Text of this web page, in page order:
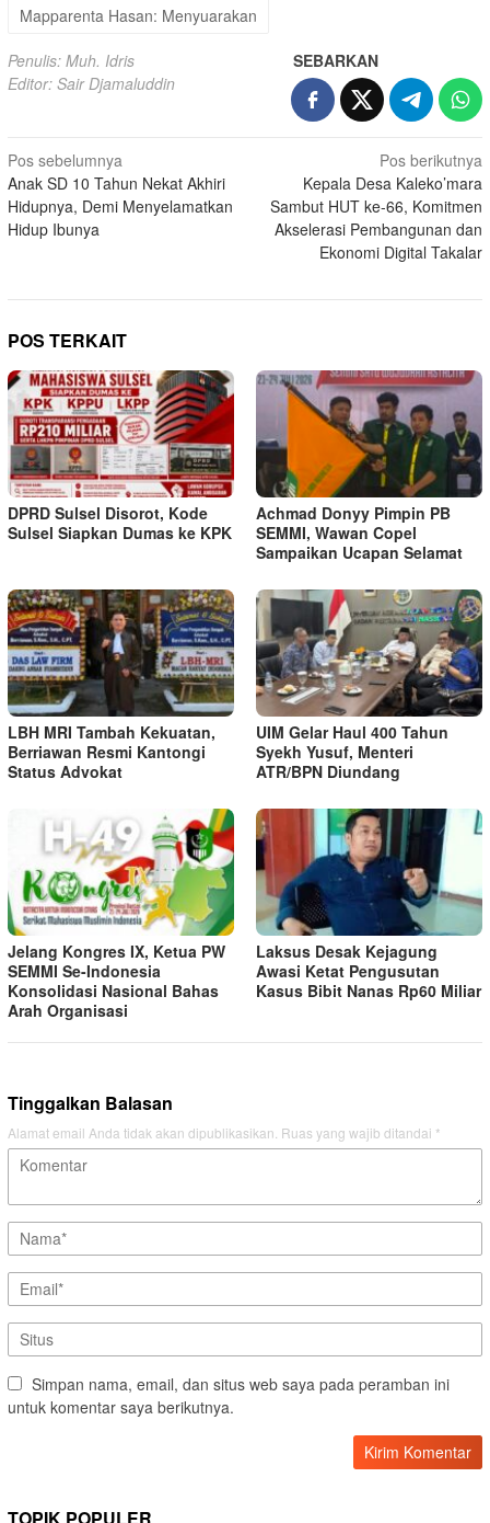
Mapparenta Hasan: Menyuarakan
Penulis: Muh. Idris
Editor: Sair Djamaluddin
SEBARKAN
Navigasi
pos
Pos sebelumnya
Anak SD 10 Tahun Nekat Akhiri
Hidupnya, Demi Menyelamatkan
Hidup Ibunya
Pos berikutnya
Kepala Desa Kaleko’mara
Sambut HUT ke-66, Komitmen
Akselerasi Pembangunan dan
Ekonomi Digital Takalar
POS TERKAIT
DPRD Sulsel Disorot, Kode
Sulsel Siapkan Dumas ke KPK
Achmad Donyy Pimpin PB
SEMMI, Wawan Copel
Sampaikan Ucapan Selamat
LBH MRI Tambah Kekuatan,
Berriawan Resmi Kantongi
Status Advokat
UIM Gelar Haul 400 Tahun
Syekh Yusuf, Menteri
ATR/BPN Diundang
Jelang Kongres IX, Ketua PW
SEMMI Se-Indonesia
Konsolidasi Nasional Bahas
Arah Organisasi
Laksus Desak Kejagung
Awasi Ketat Pengusutan
Kasus Bibit Nanas Rp60 Miliar
Tinggalkan Balasan
Alamat email Anda tidak akan dipublikasikan. Ruas yang wajib ditandai *
Simpan nama, email, dan situs web saya pada peramban ini
untuk komentar saya berikutnya.
TOPIK POPULER